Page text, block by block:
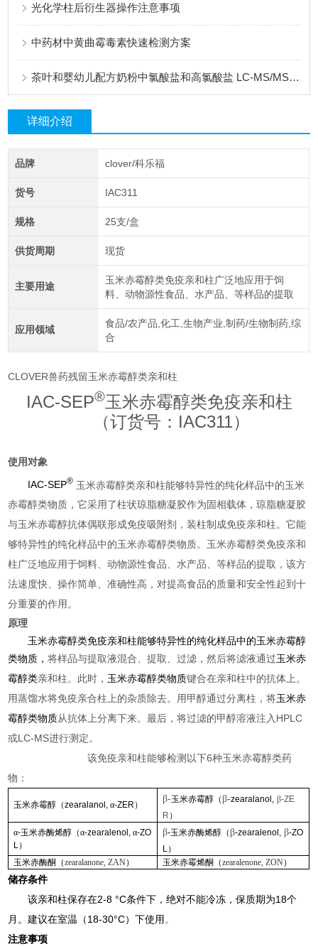
光化学柱后衍生器操作注意事项
中药材中黄曲霉毒素快速检测方案
茶叶和婴幼儿配方奶粉中氯酸盐和高氯酸盐 LC-MS/MS 测定
详细介绍
品牌 clover/科乐福
货号 IAC311
规格 25支/盒
供货周期 现货
主要用途
玉米赤霉醇类免疫亲和柱广泛地应用于饲
料、动物源性食品、水产品、等样品的提取
应用领域
食品/农产品,化工,生物产业,制药/生物制药,综
合
CLOVER兽药残留玉米赤霉醇类亲和柱
IAC-SEP®玉米赤霉醇类免疫亲和柱
（订货号：IAC311）
使用对象
IAC-SEP® 玉米赤霉醇类亲和柱能够特异性的纯化样品中的玉米
赤霉醇类物质，它采用了柱状琼脂糖凝胶作为固相载体，琼脂糖凝胶
与玉米赤霉醇抗体偶联形成免疫吸附剂，装柱制成免疫亲和柱。它能
够特异性的纯化样品中的玉米赤霉醇类物质。玉米赤霉醇类免疫亲和
柱广泛地应用于饲料、动物源性食品、水产品、等样品的提取，该方
法速度快、操作简单、准确性高，对提高食品的质量和安全性起到十
分重要的作用。
原理
玉米赤霉醇类免疫亲和柱能够特异性的纯化样品中的玉米赤霉醇
类物质，将样品与提取液混合、提取、过滤，然后将滤液通过玉米赤
霉醇类亲和柱。此时， 玉米赤霉醇类物质键合在亲和柱中的抗体上。
用蒸馏水将免疫亲合柱上的杂质除去。用甲醇通过分离柱，将玉米赤
霉醇类物质从抗体上分离下来。最后，将过滤的甲醇溶液注入HPLC
或LC-MS进行测定。
该免疫亲和柱能够检测以下6种玉米赤霉醇类药
物：
玉米赤霉醇（zearalanol,α-ZER ）
β-玉米赤霉醇（ β-zearalanol, β-ZE
R ）
α-玉米赤酶烯醇（α-zearalenol,α-ZO
L）
β-玉米赤酶烯醇（ β-zearalenol, β-ZO
L）
玉米赤酶酮（zearalanone, ZAN） 玉米赤霉烯酮（zearalenone, ZON）
储存条件
该亲和柱保存在2-8 °C条件下，绝对不能冷冻，保质期为18个
月。建议在室温（18-30°C）下使用。
注意事项